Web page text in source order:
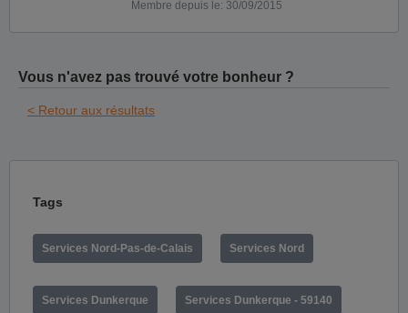
Membre depuis le: 30/09/2015
Vous n'avez pas trouvé votre bonheur ?
< Retour aux résultats
Tags
Services Nord-Pas-de-Calais Services Nord
Services Dunkerque Services Dunkerque - 59140